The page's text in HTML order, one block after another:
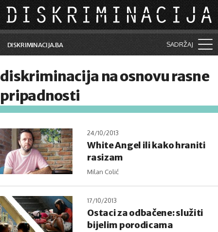
Skip to main content
DISKRIMINACIJA.BA SADRŽAJ
Aktuelne teme
Kolumne
Lične priče
Saradnja sa medijima
Pretraga
diskriminacija na osnovu rasne
pripadnosti
24/10/2013
White Angel ili kako hraniti
rasizam
Milan Colić
17/10/2013
Ostaci za odbačene: služiti
bijelim porodicama